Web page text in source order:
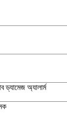
ড্যামেজ অ্যালার্ম